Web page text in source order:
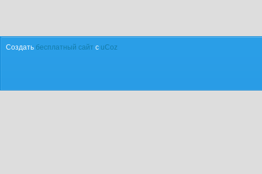
Создать бесплатный сайт с uCoz